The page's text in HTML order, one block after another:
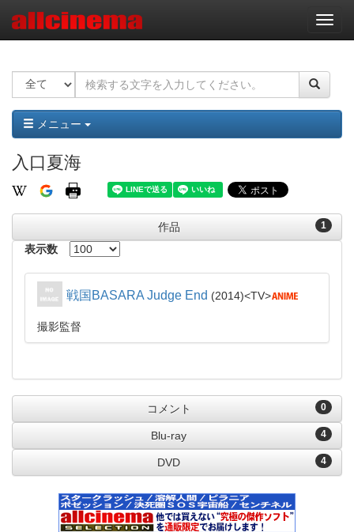
ナ
ビ
ー
ョ
ン
メニュー
入口夏海
1
作品
表示数
戦国BASARA Judge End 2014 TV
撮影監督
0
コメント
4
Blu-ray
4
DVD